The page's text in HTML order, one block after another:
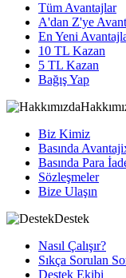
Tüm Avantajlar
A'dan Z'ye
En Yeni
10 TL Kazan
5 TL Kazan
Bağış Yap
Biz Kimiz
Basında
Basında Para
Sözleşmeler
Bize Ulaşın
Destek
Nasıl Çalışır?
Sıkça Sorulan
Destek Ekibi